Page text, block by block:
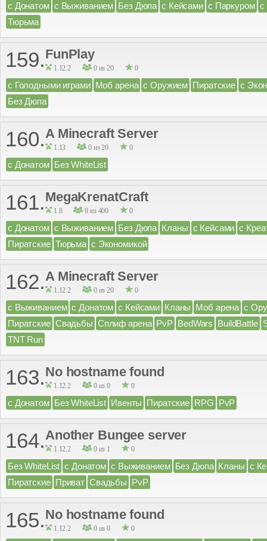
с Донатом с Выживанием Без Дюпа с Кейсами с Паркуром с
Тюрьма
159.FunPlay
1.12.2 0 из 20 0
с Голодными играми Моб арена с Оружием Пиратские с
Без Дюпа
160.A Minecraft Server
1.13 0 из 20 0
с Донатом Без WhiteList
161.MegaKrenatCraft
1.8 0 из 400 0
с Донатом с Выживанием Без Дюпа Кланы с Кейсами с
Пиратские Тюрьма с Экономикой
162.A Minecraft Server
1.12.2 0 из 20 0
с Выживанием с Донатом с Кейсами Кланы Моб арена с
Пиратские Свадьбы Сплиф арена PvP BedWars BuildBattle
TNT Run
163.No hostname found
1.12.2 0 из 0 0
с Донатом Без WhiteList Ивенты Пиратские RPG PvP
164.Another Bungee server
1.12.2 0 из 1 0
Без WhiteList с Донатом с Выживанием Без Дюпа Кланы с
Пиратские Приват Свадьбы PvP
165.No hostname found
1.12.2 0 из 0 0